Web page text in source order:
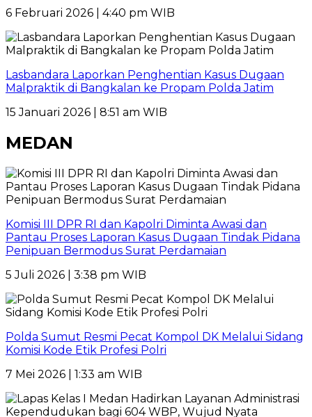
6 Februari 2026 | 4:40 pm WIB
Lasbandara Laporkan Penghentian Kasus Dugaan
Malpraktik di Bangkalan ke Propam Polda Jatim
15 Januari 2026 | 8:51 am WIB
MEDAN
Komisi III DPR RI dan Kapolri Diminta Awasi dan
Pantau Proses Laporan Kasus Dugaan Tindak Pidana
Penipuan Bermodus Surat Perdamaian
5 Juli 2026 | 3:38 pm WIB
Polda Sumut Resmi Pecat Kompol DK Melalui Sidang
Komisi Kode Etik Profesi Polri
7 Mei 2026 | 1:33 am WIB